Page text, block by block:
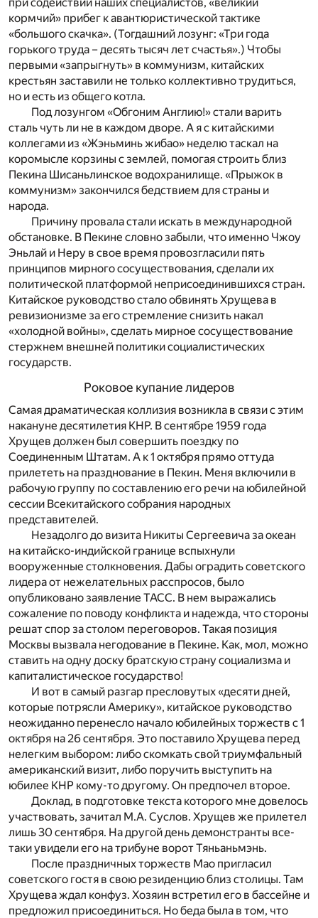
кормчий» прибег к авантюристической тактике
«большого скачка». (Тогдашний лозунг: «Три года
горького труда – десять тысяч лет счастья».) Чтобы
первыми «запрыгнуть» в коммунизм, китайских
крестьян заставили не только коллективно трудиться,
но и есть из общего котла.
Под лозунгом «Обгоним Англию!» стали варить
сталь чуть ли не в каждом дворе. А я с китайскими
коллегами из «Жэньминь жибао» неделю таскал на
коромысле корзины с землей, помогая строить близ
Пекина Шисаньлинское водохранилище. «Прыжок в
коммунизм» закончился бедствием для страны и
народа.
Причину провала стали искать в международной
обстановке. В Пекине словно забыли, что именно Чжоу
Эньлай и Неру в свое время провозгласили пять
принципов мирного сосуществования, сделали их
политической платформой неприсоединившихся стран.
Китайское руководство стало обвинять Хрущева в
ревизионизме за его стремление снизить накал
«холодной войны», сделать мирное сосуществование
стержнем внешней политики социалистических
государств.
Роковое купание лидеров
Самая драматическая коллизия возникла в связи с этим
накануне десятилетия КНР. В сентябре 1959 года
Хрущев должен был совершить поездку по
Соединенным Штатам. А к 1 октября прямо оттуда
прилететь на празднование в Пекин. Меня включили в
рабочую группу по составлению его речи на юбилейной
сессии Всекитайского собрания народных
представителей.
Незадолго до визита Никиты Сергеевича за океан
на китайско-индийской границе вспыхнули
вооруженные столкновения. Дабы оградить советского
лидера от нежелательных расспросов, было
опубликовано заявление ТАСС. В нем выражались
сожаление по поводу конфликта и надежда, что стороны
решат спор за столом переговоров. Такая позиция
Москвы вызвала негодование в Пекине. Как, мол, можно
ставить на одну доску братскую страну социализма и
капиталистическое государство!
И вот в самый разгар пресловутых «десяти дней,
которые потрясли Америку», китайское руководство
неожиданно перенесло начало юбилейных торжеств с 1
октября на 26 сентября. Это поставило Хрущева перед
нелегким выбором: либо скомкать свой триумфальный
американский визит, либо поручить выступить на
юбилее КНР кому-то другому. Он предпочел второе.
Доклад, в подготовке текста которого мне довелось
участвовать, зачитал М.А. Суслов. Хрущев же прилетел
лишь 30 сентября. На другой день демонстранты все-
таки увидели его на трибуне ворот Тяньаньмэнь.
После праздничных торжеств Мао пригласил
советского гостя в свою резиденцию близ столицы. Там
Хрущева ждал конфуз. Хозяин встретил его в бассейне и
предложил присоединиться. Но беда была в том, что